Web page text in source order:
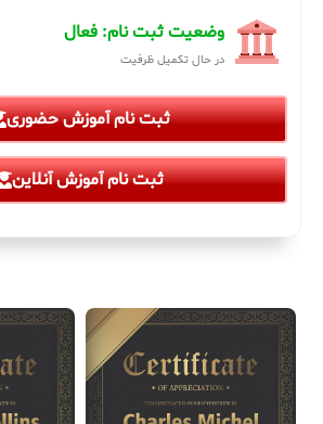
وضعیت ثبت نام: فعال
در حال تکمیل ظرفیت
ثبت نام آموزش حضوری
ثبت نام آموزش آنلاین